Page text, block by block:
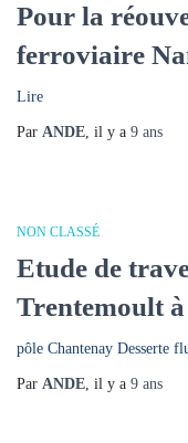
Pour la
ferroviaire
Lire
Par ANDE, il y a 9 ans
NON CLASSÉ
Etude de
Trentemoult
pôle Chantenay Desserte
Par ANDE, il y a 9 ans